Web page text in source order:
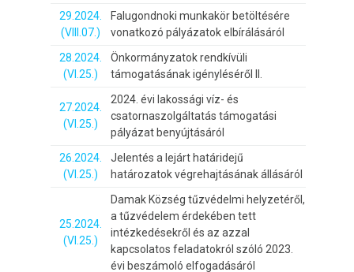
29.2024.
(VIII.07.)
Falugondnoki munkakör betöltésére
vonatkozó pályázatok elbírálásáról
28.2024.
(VI.25.)
Önkormányzatok rendkívüli
támogatásának igényléséről II.
27.2024.
(VI.25.)
2024. évi lakossági víz- és
csatornaszolgáltatás támogatási
pályázat benyújtásáról
26.2024.
(VI.25.)
Jelentés a lejárt határidejű
határozatok végrehajtásának állásáról
25.2024.
(VI.25.)
Damak Község tűzvédelmi helyzetéről,
a tűzvédelem érdekében tett
intézkedésekről és az azzal
kapcsolatos feladatokról szóló 2023.
évi beszámoló elfogadásáról